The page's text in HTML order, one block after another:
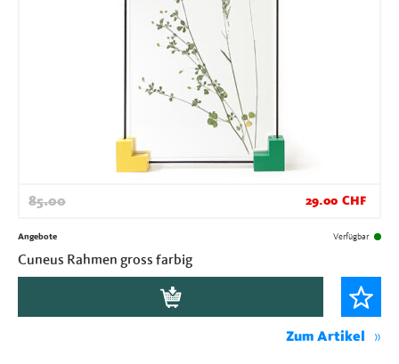
85.00 29.00 CHF
Angebote Verfügbar
Cuneus Rahmen gross farbig
Zum Artikel